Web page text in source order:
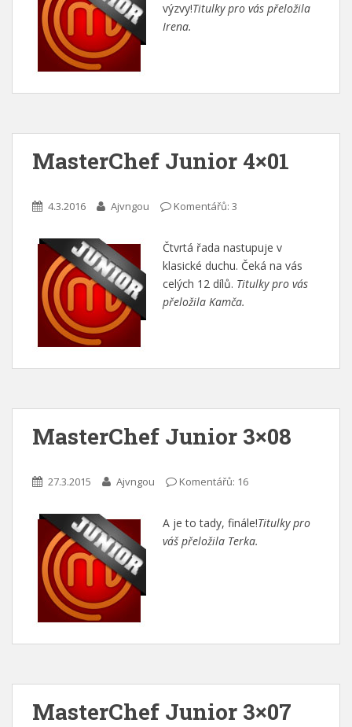
výzvy!Titulky pro vás přeložila
Irena.
MasterChef Junior 4×01
4.3.2016 Ajvngou Komentářů: 3
Čtvrtá řada nastupuje v
klasické duchu. Čeká na vás
celých 12 dílů. Titulky pro vás
přeložila Kamča.
MasterChef Junior 3×08
27.3.2015 Ajvngou Komentářů: 16
A je to tady, finále!Titulky pro
váš přeložila Terka.
MasterChef Junior 3×07